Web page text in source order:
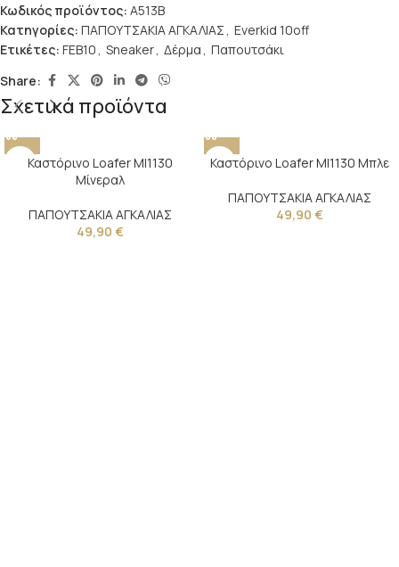
Κωδικός προϊόντος: A513B
Κατηγορίες: ΠΑΠΟΥΤΣΑΚΙΑ ΑΓΚΑΛΙΑΣ, Everkid 10off
Ετικέτες: FEB10, Sneaker, Δέρμα, Παπουτσάκι
Share:
Σχετικά προϊόντα
Καστόρινο Loafer MI1130
Μίνεραλ
ΠΑΠΟΥΤΣΑΚΙΑ ΑΓΚΑΛΙΑΣ
49,90 €
Καστόρινο Loafer MI1130 Μπλε
ΠΑΠΟΥΤΣΑΚΙΑ ΑΓΚΑΛΙΑΣ
49,90 €